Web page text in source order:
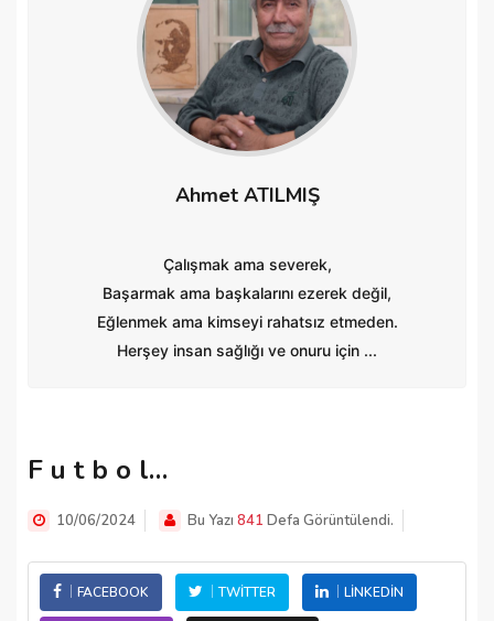
Ahmet ATILMIŞ
Çalışmak ama severek,
Başarmak ama başkalarını ezerek değil,
Eğlenmek ama kimseyi rahatsız etmeden.
Herşey insan sağlığı ve onuru için ...
F u t b o l…
10/06/2024 Bu Yazı 841 Defa Görüntülendi.
FACEBOOK TWITTER LINKEDIN